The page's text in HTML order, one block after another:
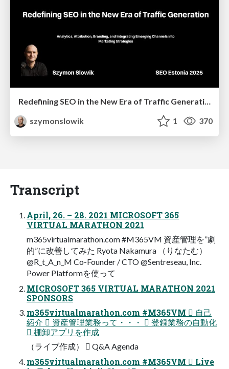
szymonslowik
1 370
Transcript
April, 26. – 28. 2021 MICROSOFT 365
VIRTUAL MARATHON 2021
m365virtualmarathon.com #M365VM 資産管理を”劇
的”に改善してみた Ryota Nakamura （りなたむ）
@R_t_A_n_M Co-Founder / CTO @Sentreseau, Inc.
Power Platformを使って
MICROSOFT 365 VIRTUAL MARATHON 2021
SPONSORS
m365virtualmarathon.com #M365VM  自己
紹介  資産管理業務って・・・  登録業務の自動化
 棚卸アプリを作成
（ライブ作成）  Q&A Agenda
m365virtualmarathon.com #M365VM  Live